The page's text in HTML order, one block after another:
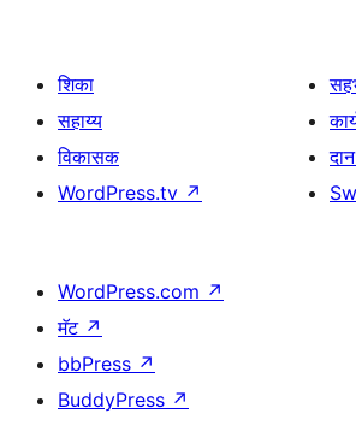
शिका
सहाय्य
विकासक
WordPress.tv ↗
WordPress.com ↗
मॅट ↗
bbPress ↗
BuddyPress ↗